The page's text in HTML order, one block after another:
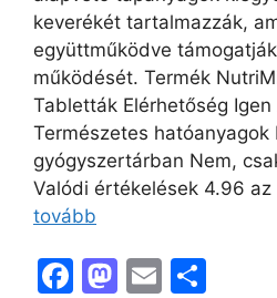
keverékét tartalmazzák,
együttműködve
működését. Termék
Tabletták Elérhetőség
Természetes hatóanyagok
gyógyszertárban Nem,
Valódi értékelések 4.96
tovább
F
M E